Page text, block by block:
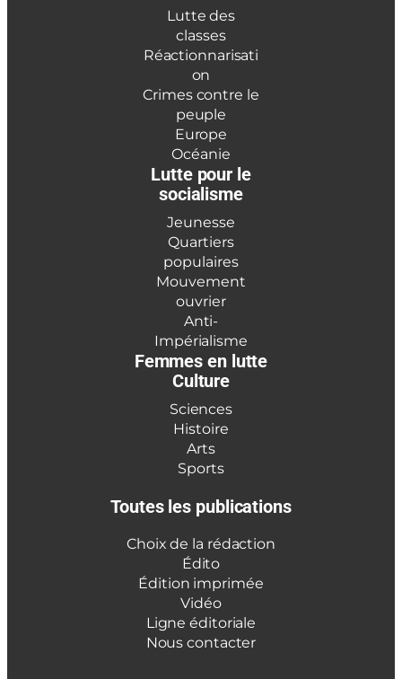
Lutte des
classes
Réactionnarisati
on
Crimes contre le
peuple
Europe
Océanie
Lutte pour le
socialisme
Jeunesse
Quartiers
populaires
Mouvement
ouvrier
Anti-
Impérialisme
Femmes en lutte
Culture
Sciences
Histoire
Arts
Sports
Toutes les publications
Choix de la rédaction
Édito
Édition imprimée
Vidéo
Ligne éditoriale
Nous contacter